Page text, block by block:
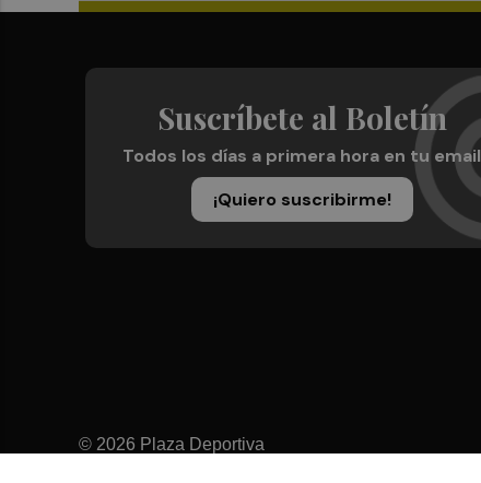
Suscríbete al Boletín
Todos los días a primera hora en tu email
¡Quiero suscribirme!
© 2026 Plaza Deportiva